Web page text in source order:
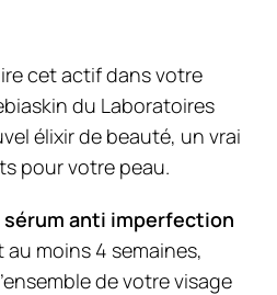
cet actif dans votre
du Laboratoires
élixir de beauté, un vrai
pour votre peau.
anti imperfection
moins 4 semaines,
de votre visage